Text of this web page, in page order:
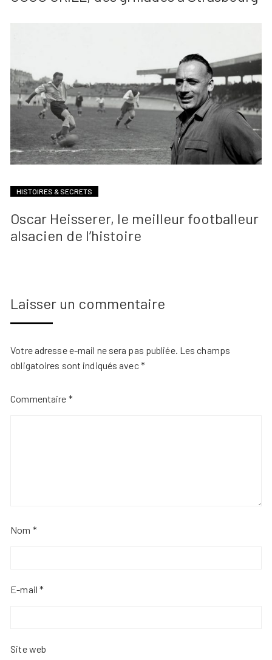
HISTOIRES & SECRETS
Oscar Heisserer, le meilleur footballeur
alsacien de l’histoire
Laisser un commentaire
Votre adresse e-mail ne sera pas publiée. Les champs
obligatoires sont indiqués avec*
Commentaire *
Nom *
E-mail*
Site web